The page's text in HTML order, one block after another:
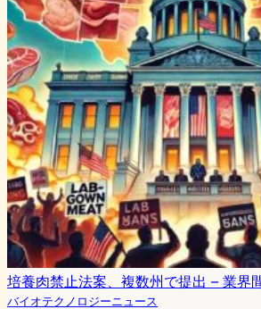
培養肉禁止法案、複数州で提出 – 業界
バイオテクノロジーニュース